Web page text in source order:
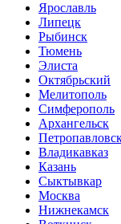
Ярославль
Липецк
Рыбинск
Тюмень
Элиста
Октябрьский
Мелитополь
Симферополь
Архангельск
Владикавказ
Казань
Сыктывкар
Москва
Нижнекамск